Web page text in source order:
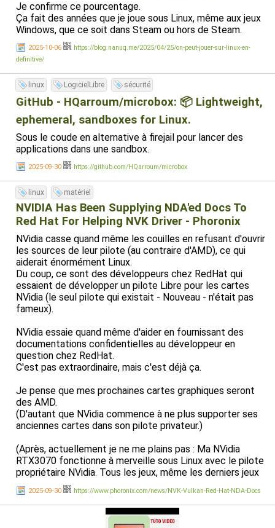
Je confirme ce pourcentage.
Ça fait des années que je joue sous Linux, même aux jeux
Windows, que ce soit dans Steam ou hors de Steam.
2025-10-06
https://blog.nanuq.me/2025/04/25/on-peut-jouer-sur-linux-en-
definitive/
linux LogicielLibre sécurité
GitHub - HQarroum/microbox: 📦 Lightweight,
ephemeral, sandboxes for Linux.
Sous le coude en alternative à firejail pour lancer des
applications dans une sandbox.
2025-09-30 https://github.com/HQarroum/microbox
linux matériel
NVIDIA Has Been Supplying NDA'ed Docs To
Red Hat For Helping NVK Driver - Phoronix
NVidia casse quand même les couilles en refusant d'ouvrir
les sources de leur pilote (au contraire d'AMD), ce qui
aiderait énormément Linux.
Du coup, ce sont des développeurs chez RedHat qui
essaient de développer un pilote Libre pour les cartes
NVidia (le seul pilote qui existait - Nouveau - n'était pas
fameux).
NVidia essaie quand même d'aider en fournissant des
documentations confidentielles au développeur en
question chez RedHat.
C'est pas extraordinaire, mais c'est déjà ça.
Je pense que mes prochaines cartes graphiques seront
des AMD.
(D'autant que NVidia commence à ne plus supporter ses
anciennes cartes dans son pilote privateur.)
(Après, actuellement je ne me plains pas : Ma NVidia
RTX3070 fonctionne à merveille sous Linux avec le pilote
propriétaire NVidia. Tous les jeux, même les derniers jeux
Windows sortis.)
2025-09-30 https://www.phoronix.com/news/NVK-Vulkan-Red-Hat-NDA-Docs